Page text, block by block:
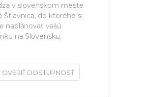
v slovenskom meste
Štiavnica, do ktorého si
naplánovať vašú
na Slovensku.
OVERIŤ DOSTUPNOSŤ